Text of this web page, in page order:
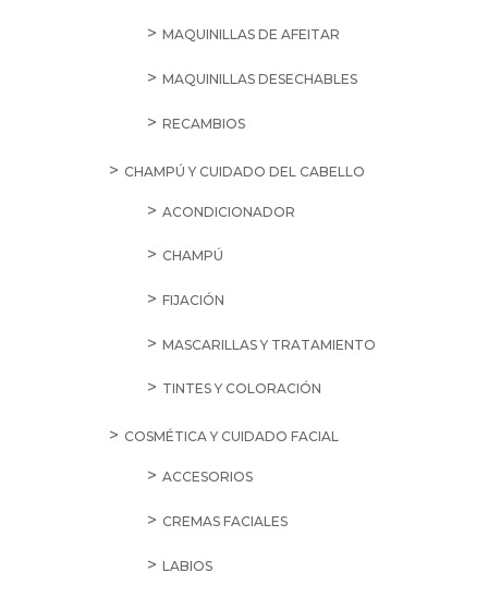
MAQUINILLAS DE AFEITAR
MAQUINILLAS DESECHABLES
RECAMBIOS
CHAMPÚ Y CUIDADO DEL CABELLO
ACONDICIONADOR
CHAMPÚ
FIJACIÓN
MASCARILLAS Y TRATAMIENTO
TINTES Y COLORACIÓN
COSMÉTICA Y CUIDADO FACIAL
ACCESORIOS
CREMAS FACIALES
LABIOS